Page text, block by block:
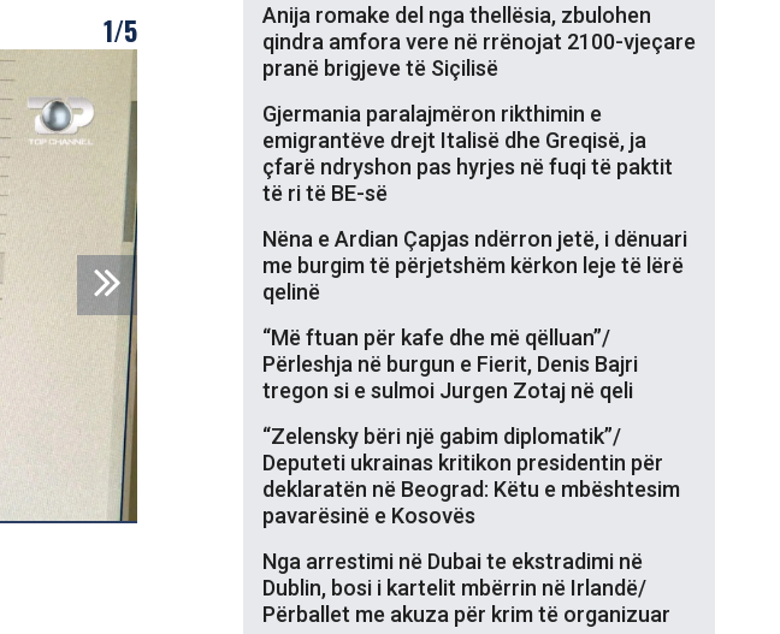
1/5
Anija romake del nga thellësia, zbulohen
qindra amfora vere në rrënojat 2100-vjeçare
pranë brigjeve të Siçilisë
Gjermania paralajmëron rikthimin e
emigrantëve drejt Italisë dhe Greqisë, ja
çfarë ndryshon pas hyrjes në fuqi të paktit
të ri të BE-së
Nëna e Ardian Çapjas ndërron jetë, i dënuari
me burgim të përjetshëm kërkon leje të lërë
qelinë
“Më ftuan për kafe dhe më qëlluan”/
Përleshja në burgun e Fierit, Denis Bajri
tregon si e sulmoi Jurgen Zotaj në qeli
“Zelensky bëri një gabim diplomatik”/
Deputeti ukrainas kritikon presidentin për
deklaratën në Beograd: Këtu e mbështesim
pavarësinë e Kosovës
Nga arrestimi në Dubai te ekstradimi në
Dublin, bosi i kartelit mbërrin në Irlandë/
Përballet me akuza për krim të organizuar